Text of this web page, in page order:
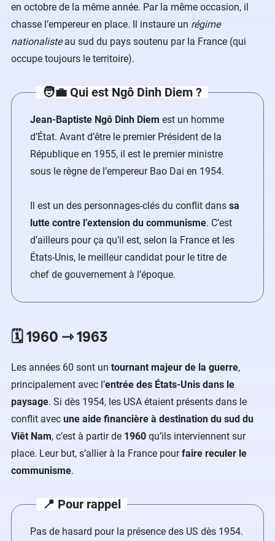
en octobre de la même année. Par la même occasion, il
chasse l’empereur en place. Il instaure un régime
nationalisteau sud du pays soutenu par la France (qui
occupe toujours le territoire).
🧑‍💼 Qui est Ngô Dinh Diem ?
Jean-Baptiste Ngô Dinh Diem est un homme
d’État. Avant d’être le premier Président de la
République en 1955, il est le premier ministre
sous le règne de l’empereur Bao Dai en 1954.
Il est un des personnages-clés du conflit dans sa
lutte contre l’extension du communisme. C’est
d’ailleurs pour ça qu’il est, selon la France et les
États-Unis, le meilleur candidat pour le titre de
chef de gouvernement à l’époque.
🗓️ 1960 ⇾ 1963
Les années 60 sont un tournant majeur de la guerre,
principalement avec l’entrée des États-Unis dans le
paysage. Si dès 1954, les USA étaient présents dans le
conflit avec une aide financière à destination du sud du
Viêt Nam, c’est à partir de 1960 qu’ils interviennent sur
place. Leur but, s’allier à la France pourfaire reculer le
communisme.
📍 Pour rappel
Pas de hasard pour la présence des US dès 1954.